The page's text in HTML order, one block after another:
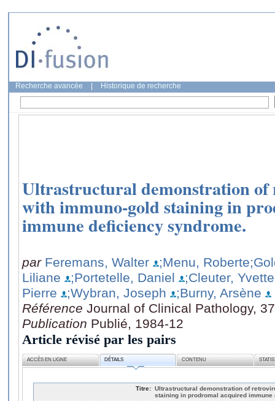
Recherche avancée Historique de recherche
Ultrastructural demonstration of
with immuno-gold staining in
immune deficiency syndrome.
par Feremans, Walter ;Menu, Roberte
Liliane
;Portetelle, Daniel
;Cleuter, Yvette
Pierre
;Wybran, Joseph
;Burny, Arsène
Référence Journal of Clinical Pathology,
Publication Publié, 1984-12
Article révisé par les pairs
ACCÈS EN LIGNE DÉTAILS CONTENU
Titre: Ultrastructural demonstration of
staining in prodromal acquired